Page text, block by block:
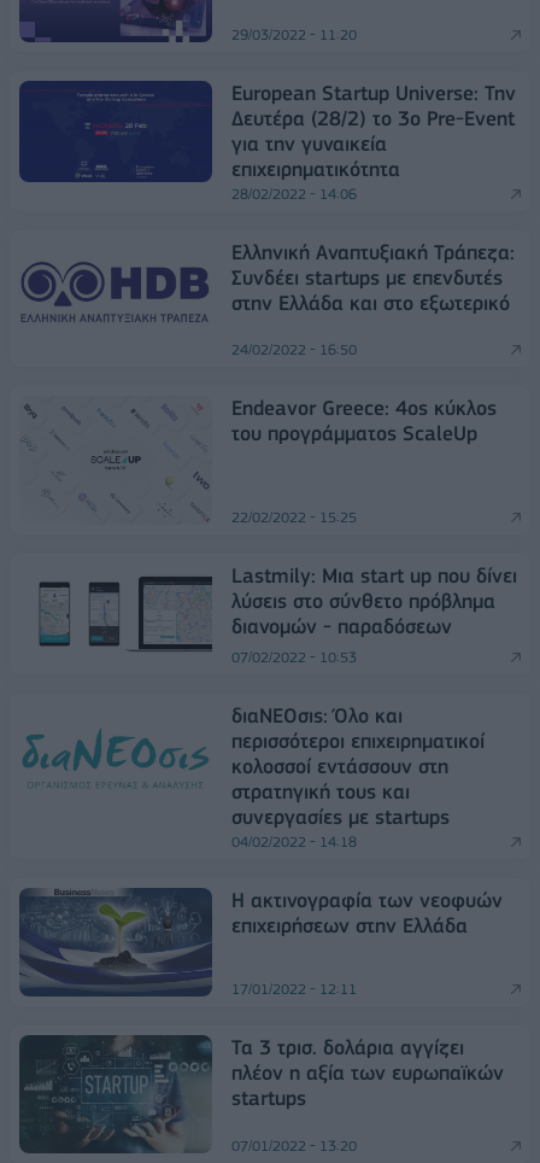
29/03/2022 - 11:20
European Startup Universe: Την
Δευτέρα (28/2) το 3ο Pre-Event
για την γυναικεία
επιχειρηματικότητα
28/02/2022 - 14:06
Ελληνική Αναπτυξιακή Τράπεζα:
Συνδέει startups με επενδυτές
στην Ελλάδα και στο εξωτερικό
24/02/2022 - 16:50
Endeavor Greece: 4ος κύκλος
του προγράμματος ScaleUp
22/02/2022 - 15:25
Lastmily: Μια start up που δίνει
λύσεις στο σύνθετο πρόβλημα
διανομών - παραδόσεων
07/02/2022 - 10:53
διαΝΕΟσις: Όλο και
περισσότεροι επιχειρηματικοί
κολοσσοί εντάσσουν στη
στρατηγική τους και
συνεργασίες με startups
04/02/2022 - 14:18
Η ακτινογραφία των νεοφυών
επιχειρήσεων στην Ελλάδα
17/01/2022 - 12:11
Τα 3 τρισ. δολάρια αγγίζει
πλέον η αξία των ευρωπαϊκών
startups
07/01/2022 - 13:20